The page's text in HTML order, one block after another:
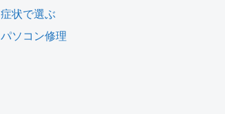
症状で選ぶ
パソコン修理